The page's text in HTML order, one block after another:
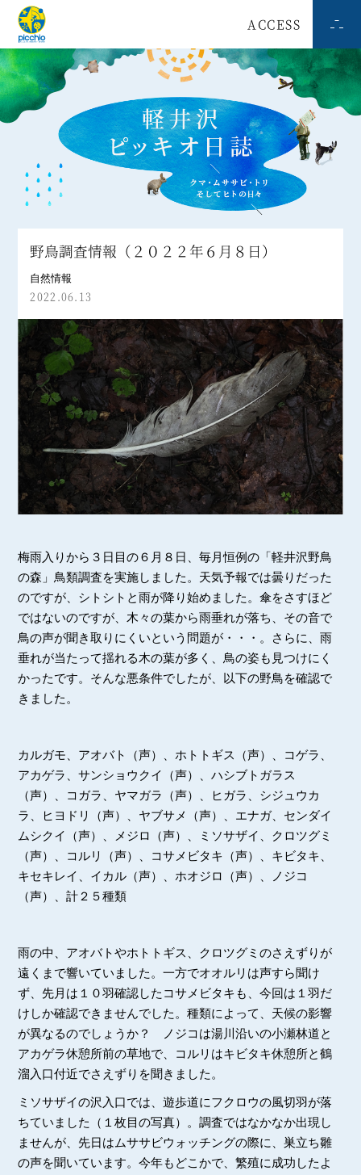
ACCESS
野鳥調査情報（２０２２年６月８日）
自然情報
2022.06.13
梅雨入りから３日目の６月８日、毎月恒例の「軽井沢野鳥
の森」鳥類調査を実施しました。天気予報では曇りだった
のですが、シトシトと雨が降り始めました。傘をさすほど
ではないのですが、木々の葉から雨垂れが落ち、その音で
鳥の声が聞き取りにくいという問題が・・・。さらに、雨
垂れが当たって揺れる木の葉が多く、鳥の姿も見つけにく
かったです。そんな悪条件でしたが、以下の野鳥を確認で
きました。
カルガモ、アオバト（声）、ホトトギス（声）、コゲラ、
アカゲラ、サンショウクイ（声）、ハシブトガラス
（声）、コガラ、ヤマガラ（声）、ヒガラ、シジュウカ
ラ、ヒヨドリ（声）、ヤブサメ（声）、エナガ、センダイ
ムシクイ（声）、メジロ（声）、ミソサザイ、クロツグミ
（声）、コルリ（声）、コサメビタキ（声）、キビタキ、
キセキレイ、イカル（声）、ホオジロ（声）、ノジコ
（声）、計２５種類
雨の中、アオバトやホトトギス、クロツグミのさえずりが
遠くまで響いていました。一方でオオルリは声すら聞け
ず、先月は１０羽確認したコサメビタキも、今回は１羽だ
けしか確認できませんでした。種類によって、天候の影響
が異なるのでしょうか？ ノジコは湯川沿いの小瀬林道と
アカゲラ休憩所前の草地で、コルリはキビタキ休憩所と鶴
溜入口付近でさえずりを聞きました。
ミソサザイの沢入口では、遊歩道にフクロウの風切羽が落
ちていました（１枚目の写真）。調査ではなかなか出現し
ませんが、先日はムササビウォッチングの際に、巣立ち雛
の声を聞いています。今年もどこかで、繁殖に成功したよ